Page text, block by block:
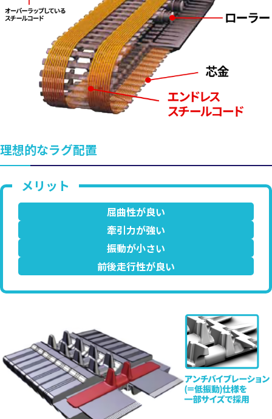
理想的なラグ配置
屈曲性が良い
牽引力が強い
振動が小さい
前後走行性が良い